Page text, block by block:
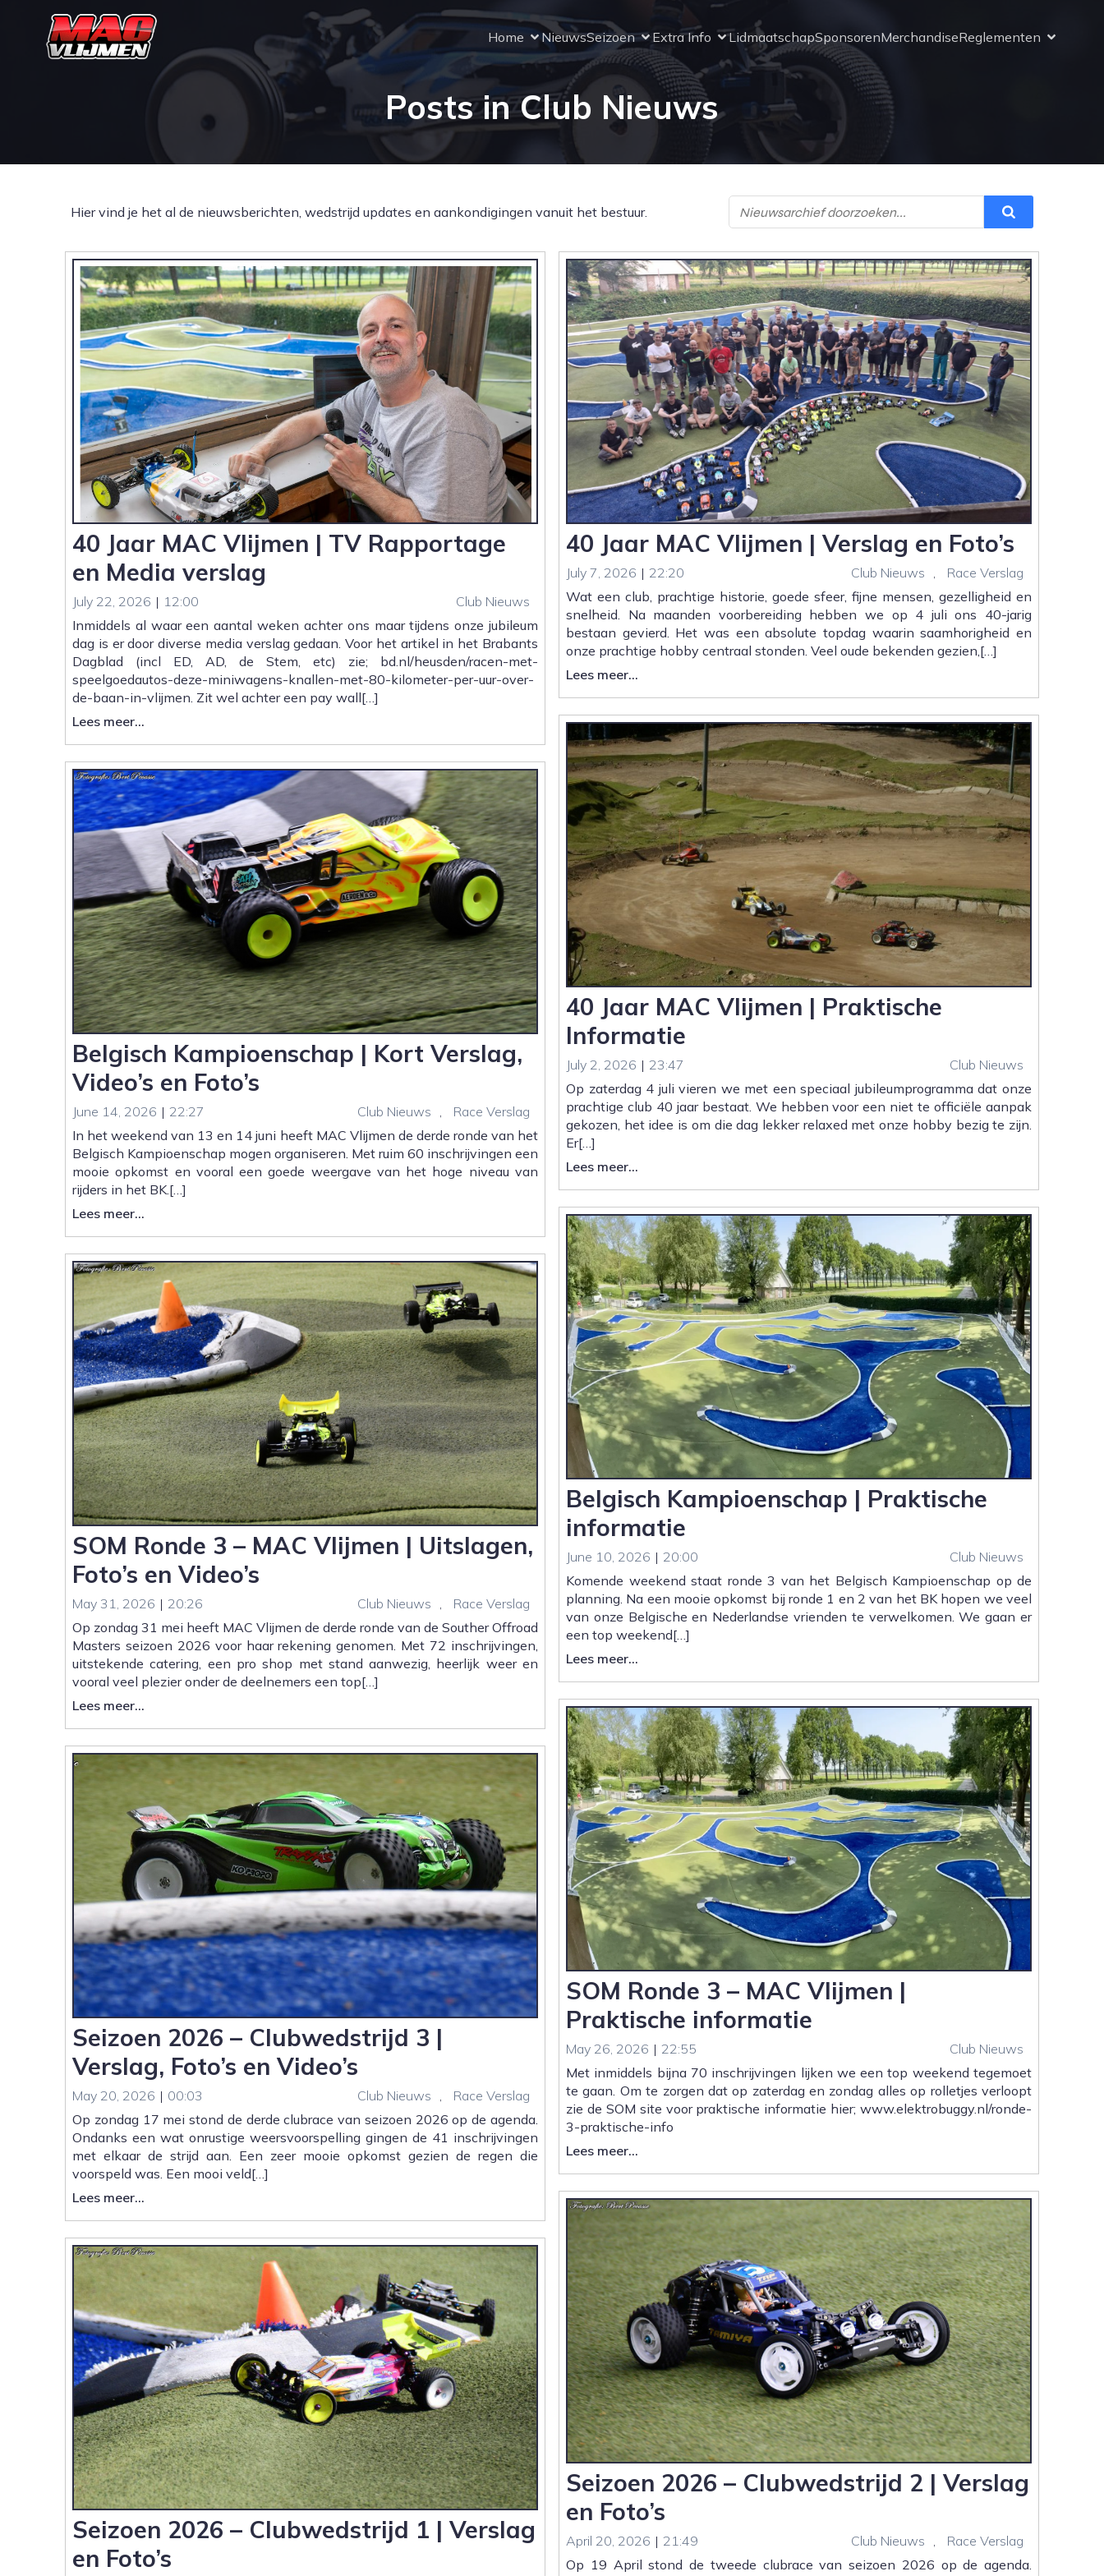
Home NieuwsSeizoen Extra Info LidmaatschapSponsorenMerchandiseReglementen
Posts in Club Nieuws
Hier vind je het al de nieuwsberichten, wedstrijd updates en aankondigingen vanuit het bestuur.
40 Jaar MAC Vlijmen | TV Rapportage
en Media verslag
July 22, 2026 | 12:00
Club Nieuws
Inmiddels al waar een aantal weken achter ons maar tijdens onze jubileum
dag is er door diverse media verslag gedaan. Voor het artikel in het Brabants
Dagblad (incl ED, AD, de Stem, etc) zie; bd.nl/heusden/racen-met-
speelgoedautos-deze-miniwagens-knallen-met-80-kilometer-per-uur-over-
de-baan-in-vlijmen. Zit wel achter een pay wall[…]
Lees meer...
Jaar
MAC
Vlijmen
|
Rapportage
en
Media
verslag
40 Jaar MAC Vlijmen | Verslag en Foto’s
July 7, 2026 | 22:20 Club Nieuws
Race Verslag
Wat een club, prachtige historie, goede sfeer, fijne mensen, gezelligheid en
snelheid. Na maanden voorbereiding hebben we op 4 juli ons 40-jarig
bestaan gevierd. Het was een absolute topdag waarin saamhorigheid en
onze prachtige hobby centraal stonden. Veel oude bekenden gezien,[…]
Lees meer...
Jaar
MAC
Vlijmen
|
Verslag
en
Foto’s
40 Jaar MAC Vlijmen | Praktische
Informatie
July 2, 2026 | 23:47
Club Nieuws
Op zaterdag 4 juli vieren we met een speciaal jubileumprogramma dat onze
prachtige club 40 jaar bestaat. We hebben voor een niet te officiële aanpak
gekozen, het idee is om die dag lekker relaxed met onze hobby bezig te zijn.
Er[…]
Lees meer...
Jaar
MAC
Vlijmen
|
Praktische
Informatie
Belgisch Kampioenschap | Kort Verslag,
Video’s en Foto’s
June 14, 2026 | 22:27 Club Nieuws
Race Verslag
In het weekend van 13 en 14 juni heeft MAC Vlijmen de derde ronde van het
Belgisch Kampioenschap mogen organiseren. Met ruim 60 inschrijvingen een
mooie opkomst en vooral een goede weergave van het hoge niveau van
rijders in het BK.[…]
Lees meer...
Kampioenschap
|
Kort
Verslag,
Video’s
en
Foto’s
Belgisch Kampioenschap | Praktische
informatie
June 10, 2026 | 20:00
Club Nieuws
Komende weekend staat ronde 3 van het Belgisch Kampioenschap op de
planning. Na een mooie opkomst bij ronde 1 en 2 van het BK hopen we veel
van onze Belgische en Nederlandse vrienden te verwelkomen. We gaan er
een top weekend[…]
Lees meer...
Kampioenschap
Praktische
informatie
SOM Ronde 3 – MAC Vlijmen | Uitslagen,
Foto’s en Video’s
May 31, 2026 | 20:26 Club Nieuws
Race Verslag
Op zondag 31 mei heeft MAC Vlijmen de derde ronde van de Souther Offroad
Masters seizoen 2026 voor haar rekening genomen. Met 72 inschrijvingen,
uitstekende catering, een pro shop met stand aanwezig, heerlijk weer en
vooral veel plezier onder de deelnemers een top[…]
Lees meer...
Ronde
MAC
Vlijmen
|
Uitslagen,
Foto’s
en
Video’s
SOM Ronde 3 – MAC Vlijmen |
Praktische informatie
May 26, 2026 | 22:55
Club Nieuws
Met inmiddels bijna 70 inschrijvingen lijken we een top weekend tegemoet
te gaan. Om te zorgen dat op zaterdag en zondag alles op rolletjes verloopt
zie de SOM site voor praktische informatie hier; www.elektrobuggy.nl/ronde-
3-praktische-info
Lees meer...
Ronde
3
MAC
Vlijmen
Praktische
informatie
Seizoen 2026 – Clubwedstrijd 3 |
Verslag, Foto’s en Video’s
May 20, 2026 | 00:03 Club Nieuws
Race Verslag
Op zondag 17 mei stond de derde clubrace van seizoen 2026 op de agenda.
Ondanks een wat onrustige weersvoorspelling gingen de 41 inschrijvingen
met elkaar de strijd aan. Een zeer mooie opkomst gezien de regen die
voorspeld was. Een mooi veld[…]
Lees meer...
2026
–
Clubwedstrijd
3
|
Verslag,
Foto’s
en
Video’s
Seizoen 2026 – Clubwedstrijd 2 | Verslag
en Foto’s
April 20, 2026 | 21:49 Club Nieuws
Race Verslag
Op 19 April stond de tweede clubrace van seizoen 2026 op de agenda.
Seizoen 2026 – Clubwedstrijd 1 | Verslag
en Foto’s